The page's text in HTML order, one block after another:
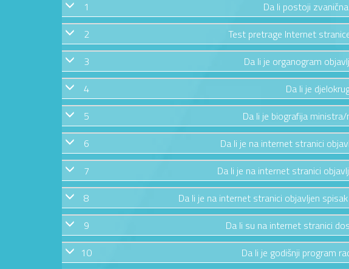
1
Da li postoji
2
Test pretrage Internet
3
Da li je organogram
4
Da li je
5
Da li je biografija
6
Da li je na internet stranici
7
Da li je na internet stranici
8
Da li je na internet stranici objavljen
9
Da li su na internet stranici
10
Da li je godišnji program